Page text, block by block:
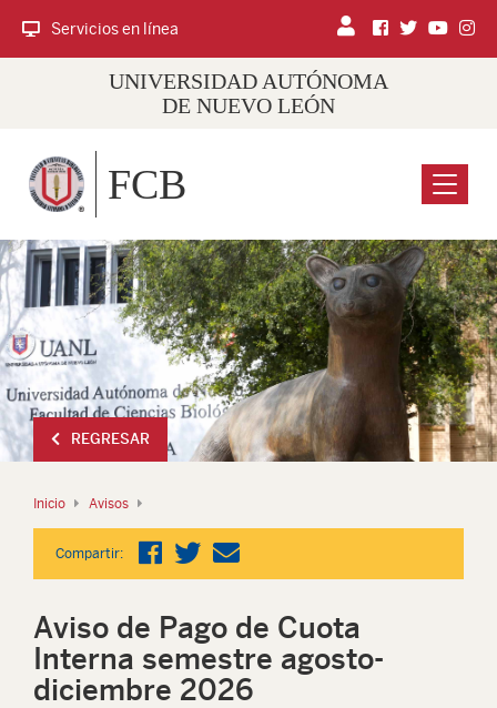
Servicios en línea
UNIVERSIDAD AUTÓNOMA
DE NUEVO LEÓN
Menu
FCB
REGRESAR
Inicio Avisos
Compartir:
Aviso de Pago de Cuota
Interna semestre agosto-
diciembre 2026